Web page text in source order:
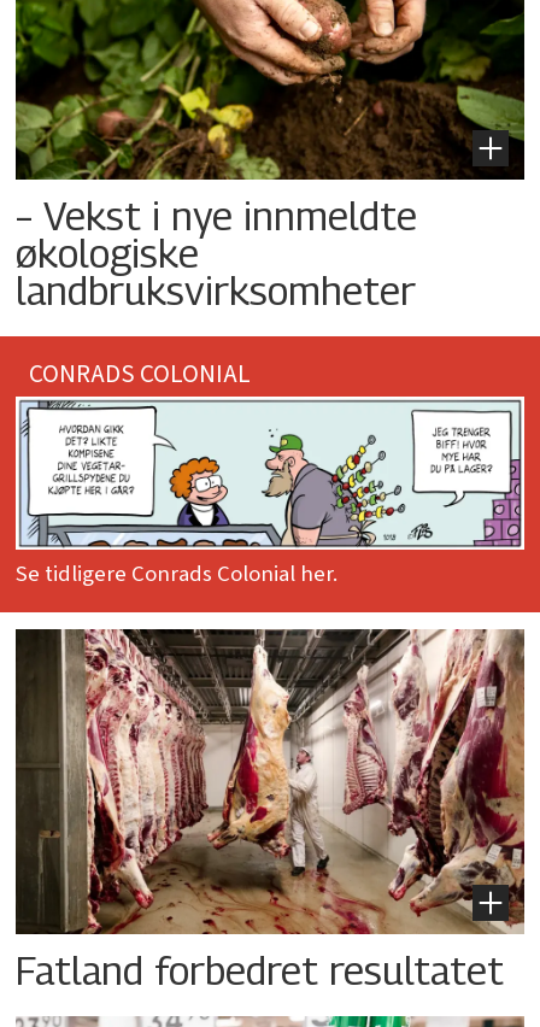
– Vekst i nye innmeldte
økologiske
landbruksvirksomheter
CONRADS COLONIAL
Se tidligere Conrads Colonial her.
Fatland forbedret resultatet